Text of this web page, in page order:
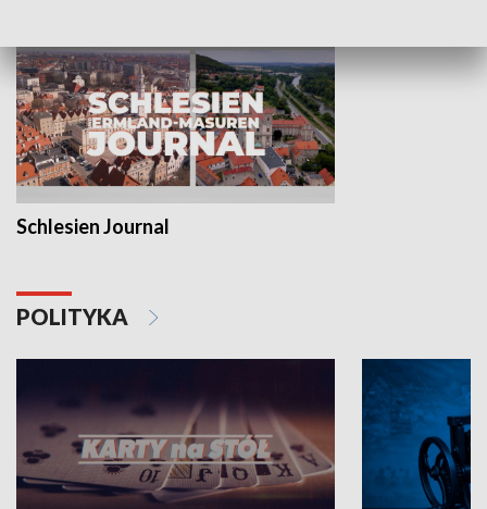
Schlesien Journal
POLITYKA